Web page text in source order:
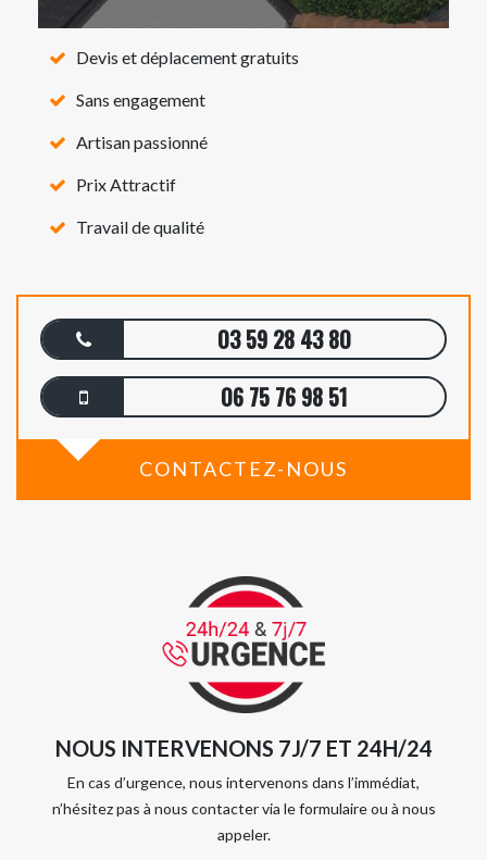
Devis et déplacement gratuits
Sans engagement
Artisan passionné
Prix Attractif
Travail de qualité
03 59 28 43 80
06 75 76 98 51
CONTACTEZ-NOUS
NOUS INTERVENONS 7J/7 ET 24H/24
En cas d’urgence, nous intervenons dans l’immédiat,
n’hésitez pas à nous contacter via le formulaire ou à nous
appeler.